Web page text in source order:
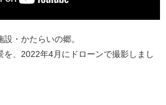
・かたらいの郷。
を、2022年4月にドローンで撮影しまし